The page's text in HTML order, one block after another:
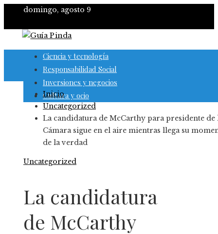
domingo, agosto 9
Ciencia y tecnología
Responsabilidad Social
Inversiones y negocios
Cultura y ocio
Inicio
Uncategorized
La candidatura de McCarthy para presidente de
Cámara sigue en el aire mientras llega su
de la verdad
Uncategorized
La candidatura
de McCarthy